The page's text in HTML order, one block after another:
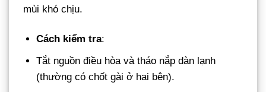
mùi khó chịu.
Cách kiểm tra:
Tắt nguồn điều hòa và tháo nắp dàn lạnh
(thường có chốt gài ở hai bên).